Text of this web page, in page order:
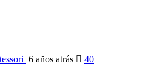
6 años atrás
40